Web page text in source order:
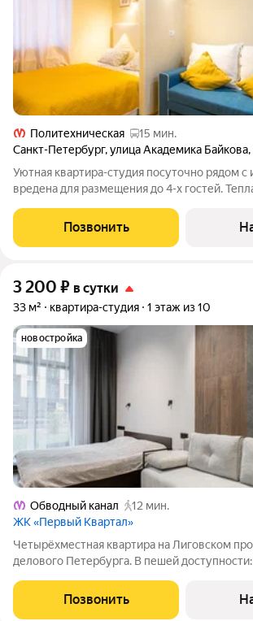
Политехническая
15 мин.
Санкт-Петербург,улица Академика Байкова,
Уютная квартира-студия посуточно рядом с
вредена для размещения до 4-х гостей.
120190. Сопровождающие, родственники и
выбирают наши студии благодаря
Позвонить
3 200 ₽ в сутки
33 м² квартира-студия 1 этаж из 10
новостройка
Обводный канал
12 мин.
ЖК «Первый Квартал»
Четырёхместная квартира на Лиговском
делового Петербурга. В пешей
дизайнерский ремонт, новая современная
и оборудование, и имеется
Позвонить